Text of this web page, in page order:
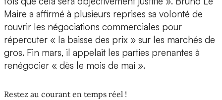
Maire a affirmé à plusieurs reprises sa volonté de
rouvrir les négociations commerciales pour
répercuter « la baisse des prix » sur les marchés de
gros. Fin mars, il appelait les parties prenantes à
renégocier « dès le mois de mai ».
Restez au courant en temps réel !